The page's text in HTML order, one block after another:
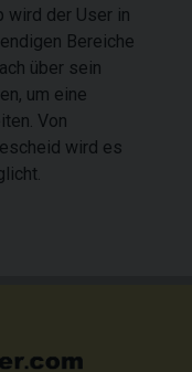
wird der User in
Bereiche
über sein
um eine
Von
wird es